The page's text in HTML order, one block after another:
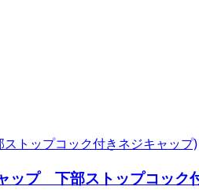
ップ 下部ストップコック